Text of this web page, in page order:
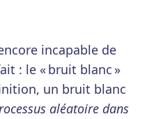
incapable de
: le « bruit blanc »
un bruit blanc
aléatoire dans